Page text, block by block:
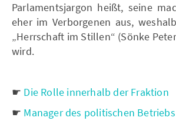
Parlamentsjargon heißt, seine
eher im Verborgenen aus,
„Herrschaft im Stillen“ (Sönke
wird.
☛ Die Rolle innerhalb der Fraktion
☛ Manager des politischen Betriebs